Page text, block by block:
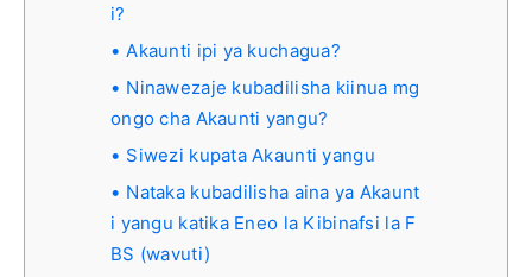
i?
Akaunti ipi ya kuchagua?
Ninawezaje kubadilisha kiinua mg
ongo cha Akaunti yangu?
Siwezi kupata Akaunti yangu
Nataka kubadilisha aina ya Akaunt
i yangu katika Eneo la Kibinafsi la F
BS (wavuti)